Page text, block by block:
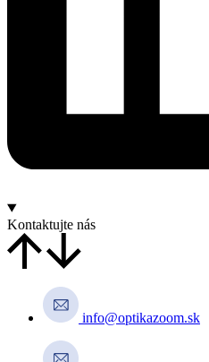
Kontaktujte nás
info@optikazoom.sk